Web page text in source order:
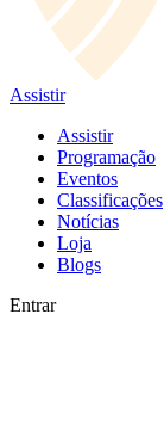
Assistir
Assistir
Programação
Eventos
Classificações
Notícias
Loja
Blogs
Entrar